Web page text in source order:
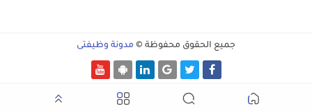
جميع الحقوق محفوظة © مدونة وظيفتى